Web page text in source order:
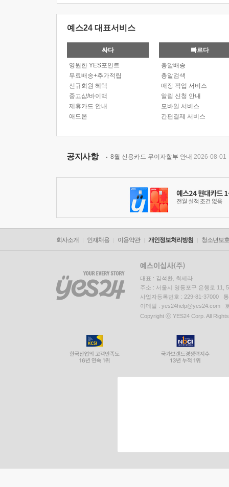
예스24 대표서비스
싸다
영원한 YES포인트
무료배송+추가적립
신규회원 혜택
중고샵/바이백
제휴카드 안내
애드온
빠르다
총알배송
총알검색
매장 픽업 서비스
알림 신청 안내
모바일 서비스
간편결제 서비스
공지사항 8월 신용카드 무이자할부 안내 2026-08-01
회사소개 인재채용 이용약관 개인정보처리방침 청소년보
대표 : 김석환, 최세라
주소 : 서울시 영등포구 은행로 11,
사업자등록번호 : 229-81-37000
이메일 : yes24help@yes24.com
Copyright ⓒ YES24 Corp. All